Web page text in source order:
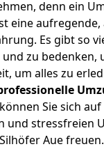
denn ein
eine aufregende,
Es gibt so
und zu bedenken,
um alles zu
Sie sich auf
und stressfreien
Aue freuen.